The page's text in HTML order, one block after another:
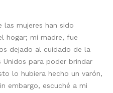
las mujeres han sido
hogar; mi madre, fue
dejado al cuidado de la
Unidos para poder brindar
lo hubiera hecho un varón,
embargo, escuché a mi